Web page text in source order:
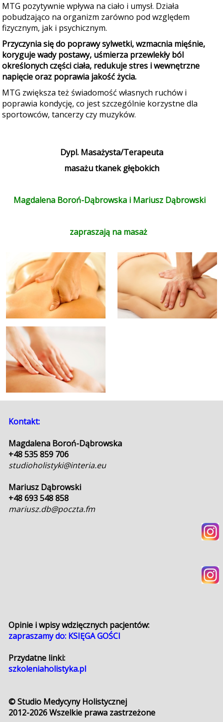
MTG pozytywnie wpływa na ciało i umysł. Działa
pobudzająco na organizm zarówno pod względem
fizycznym, jak i psychicznym.
Przyczynia się do poprawy sylwetki, wzmacnia mięśnie,
koryguje wady postawy, uśmierza przewlekły ból
określonych części ciała, redukuje stres i wewnętrzne
napięcie oraz poprawia jakość życia.
MTG zwiększa też świadomość własnych ruchów i
poprawia kondycję, co jest szczególnie korzystne dla
sportowców, tancerzy czy muzyków.
Dypl. Masażysta/Terapeuta
masażu tkanek głębokich
Magdalena Boroń-Dąbrowska i Mariusz Dąbrowski
zapraszają na masaż
Kontakt:
Magdalena Boroń-Dąbrowska
+48 535 859 706
studioholistyki@interia.eu
Mariusz Dąbrowski
+48 693 548 858
mariusz.db@poczta.fm
Opinie i wpisy wdzięcznych pacjentów:
zapraszamy do: KSIĘGA GOŚCI
Przydatne linki:
szkoleniaholistyka.pl
© Studio Medycyny Holistycznej
2012-2026Wszelkie prawa zastrzeżone